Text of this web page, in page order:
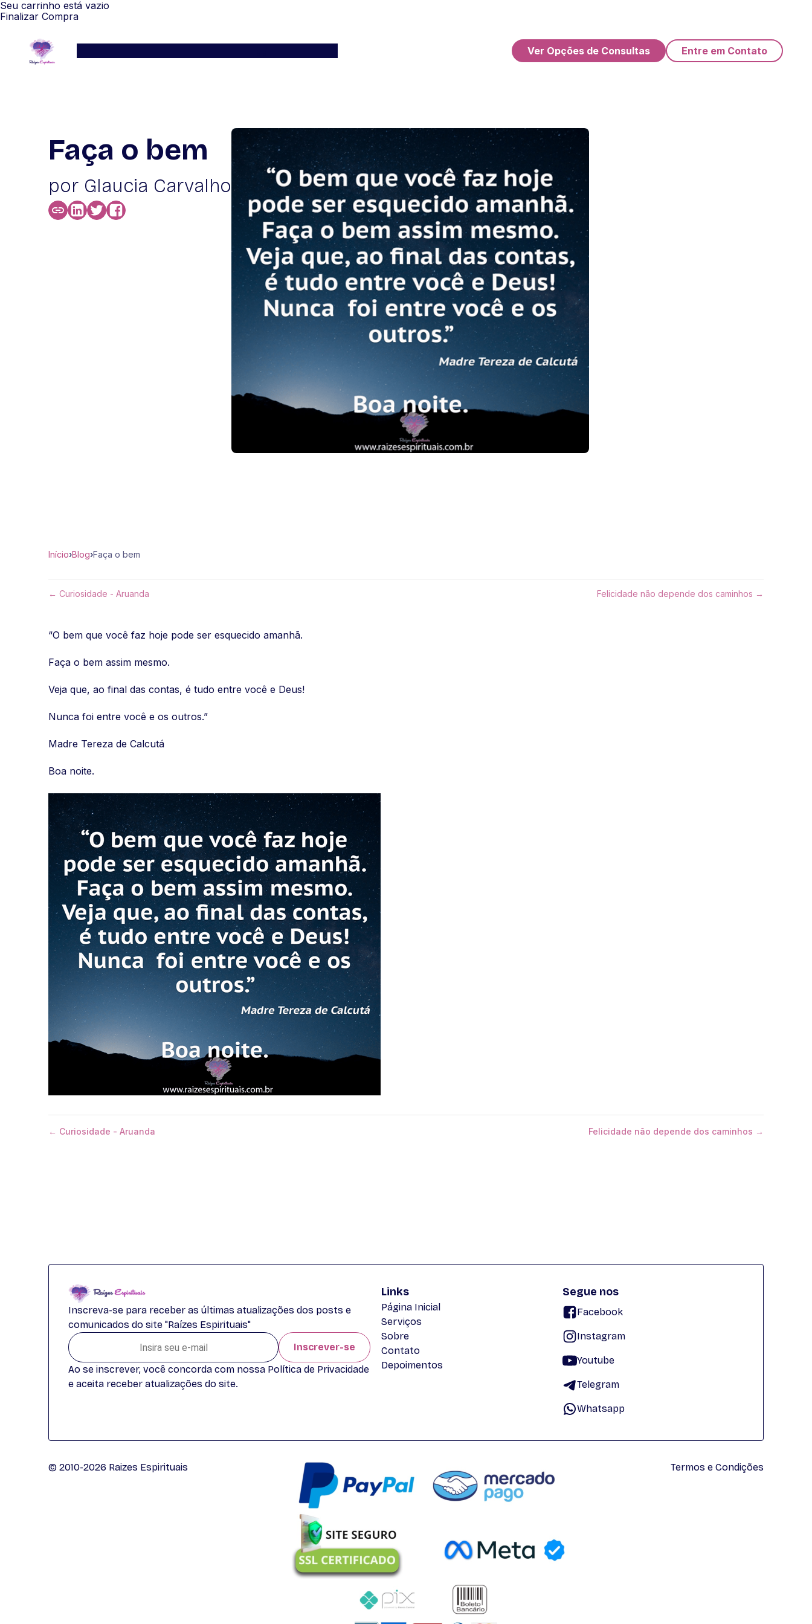
Seu carrinho está vazio
Finalizar Compra
Ver Opções de Consultas Entre em Contato
Faça o bem
por Glaucia Carvalho
Início›Blog›Faça o bem
← Curiosidade - Aruanda Felicidade não depende dos caminhos →
“O bem que você faz hoje pode ser esquecido amanhã.
Faça o bem assim mesmo.
Veja que, ao final das contas, é tudo entre você e Deus!
Nunca foi entre você e os outros.”
Madre Tereza de Calcutá
Boa noite.
← Curiosidade - Aruanda Felicidade não depende dos caminhos →
Inscreva-se para receber as últimas atualizações dos posts e
comunicados do site "Raízes Espirituais"
Inscrever-se
Ao se inscrever, você concorda com nossa Política de Privacidade
e aceita receber atualizações do site.
Links
Página Inicial
Serviços
Sobre
Contato
Depoimentos
Segue nos
Facebook
Instagram
Youtube
Telegram
Whatsapp
© 2010-2026 Raizes Espirituais Termos e Condições